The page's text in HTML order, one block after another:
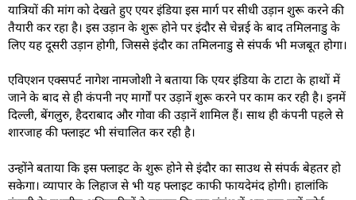
यात्रियों की मांग को देखते हुए एयर इंडिया इस मार्ग पर सीधी उड़ान शुरू करने की
तैयारी कर रहा है। इस उड़ान के शुरू होने पर इंदौर से चेन्नई के बाद तमिलनाडु के
लिए यह दूसरी उड़ान होगी, जिससे इंदौर का तमिलनाडु से संपर्क भी मजबूत होगा।
एविएशन एक्सपर्ट नागेश नामजोशी ने बताया कि एयर इंडिया के टाटा के हाथों में
जाने के बाद से ही कंपनी नए मार्गों पर उड़ानें शुरू करने पर काम कर रही है। इनमें
दिल्ली, बेंगलुरु, हैदराबाद और गोवा की उड़ानें शामिल हैं। साथ ही कंपनी पहले से
शारजाह की फ्लाइट भी संचालित कर रही है।
उन्होंने बताया कि इस फ्लाइट के शुरू होने से इंदौर का साउथ से संपर्क बेहतर हो
सकेगा। व्यापार के लिहाज से भी यह फ्लाइट काफी फायदेमंद होगी। हालांकि